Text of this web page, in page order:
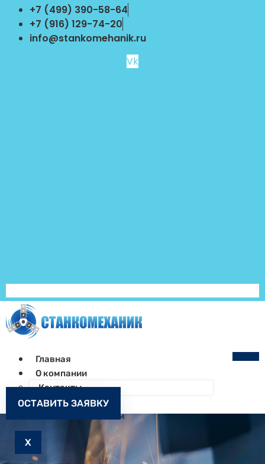
Перейти
содержимому
+7 (499) 390-58-64
+7 (916) 129-74-20
info@stankomehanik.ru
Vk
Главная
О компании
Контакты
Как заказать
Запчасти к станкам
X
ОСТАВИТЬ ЗАЯВКУ